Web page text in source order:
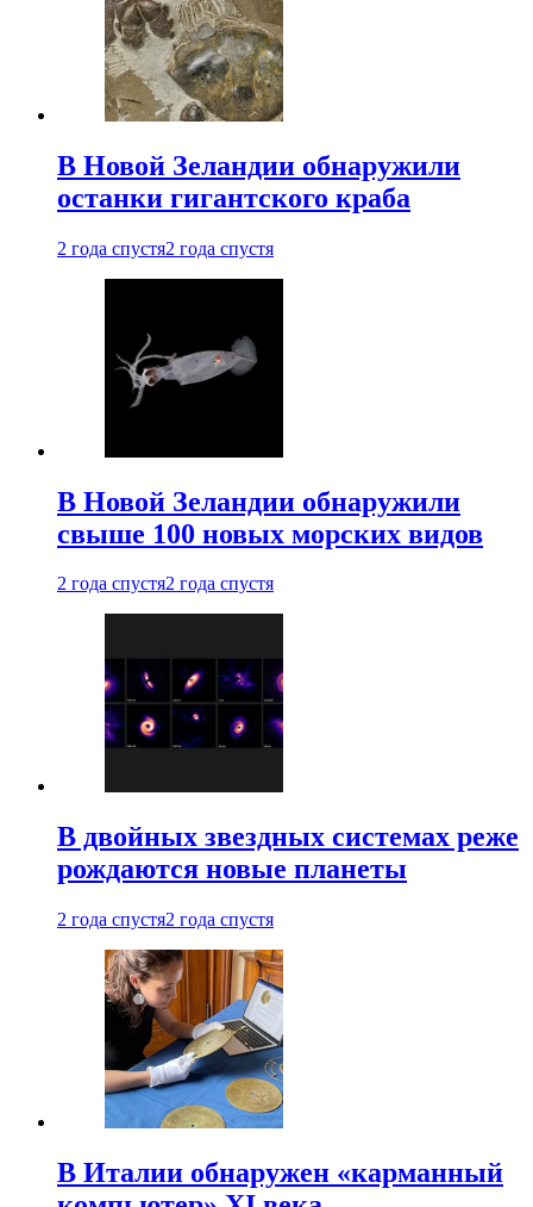
В Новой Зеландии обнаружили
останки гигантского краба
2 года спустя2 года спустя
В Новой Зеландии обнаружили
свыше 100 новых морских видов
2 года спустя2 года спустя
В двойных звездных системах реже
рождаются новые планеты
2 года спустя2 года спустя
В Италии обнаружен «карманный